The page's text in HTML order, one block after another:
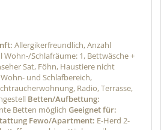
Allergikerfreundlich, Anzahl
Wohn-/Schlafräume: 1, Bettwäsche +
Sat, Föhn, Haustiere nicht
und Schlafbereich,
Radio, Terrasse,
Betten/Aufbettung:
Betten möglich Geeignet für:
Fewo/Apartment: E-Herd 2-